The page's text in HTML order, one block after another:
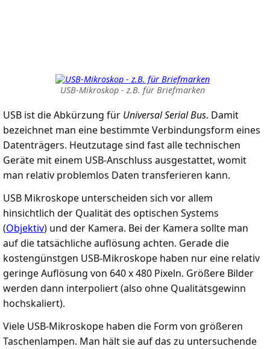
USB-Mikroskop - z.B. für Briefmarken
USB ist die Abkürzung für Universal Serial Bus. Damit
bezeichnet man eine bestimmte Verbindungsform eines
Datenträgers. Heutzutage sind fast alle technischen
Geräte mit einem USB-Anschluss ausgestattet, womit
man relativ problemlos Daten transferieren kann.
USB Mikroskope unterscheiden sich vor allem
hinsichtlich der Qualität des optischen Systems
(Objektiv) und der Kamera. Bei der Kamera sollte man
auf die tatsächliche auflösung achten. Gerade die
kostengünstgen USB-Mikroskope haben nur eine relativ
geringe Auflösung von 640 x 480 Pixeln. Größere Bilder
werden dann interpoliert (also ohne Qualitätsgewinn
hochskaliert).
Viele USB-Mikroskope haben die Form von größeren
Taschenlampen. Man hält sie auf das zu untersuchende